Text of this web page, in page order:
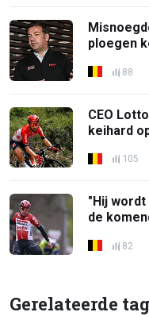
ploegen
88
CEO
keihard
105
"Hij
de
82
Gerelateerde